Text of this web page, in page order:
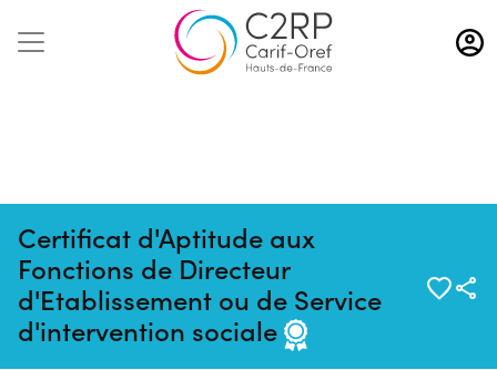
Aller
au
contenu
Certificat d'Aptitude aux
Fonctions de Directeur
d'Etablissement ou de Service
d'intervention sociale
Mise à jour :
16/10/2025
Formation :
1356055
Source : IRTS HDF - Site
Métropole Lilloise
Session de formation